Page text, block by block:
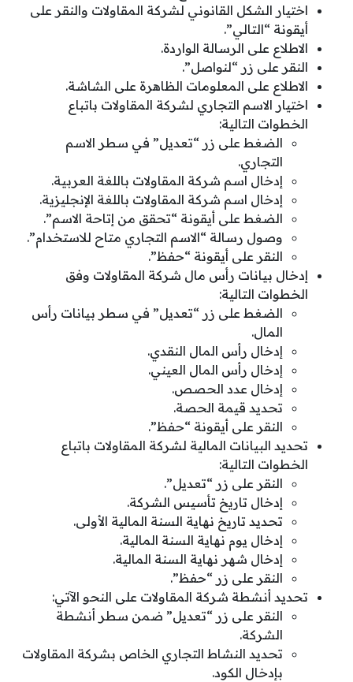
اختيار الشكل القانوني لشركة المقاولات والنقر على
أيقونة “التالي”.
الاطلاع على الرسالة الواردة.
النقر على زر “لنواصل”.
الاطلاع على المعلومات الظاهرة على الشاشة.
اختيار الاسم التجاري لشركة المقاولات باتباع
الخطوات التالية:
الضغط على زر “تعديل” في سطر الاسم
التجاري.
إدخال اسم شركة المقاولات باللغة العربية.
إدخال اسم شركة المقاولات باللغة الإنجليزية.
الضغط على أيقونة “تحقق من إتاحة الاسم”.
وصول رسالة “الاسم التجاري متاح للاستخدام”.
النقر على أيقونة “حفظ”.
إدخال بيانات رأس مال شركة المقاولات وفق
الخطوات التالية:
الضغط على زر “تعديل” في سطر بيانات رأس
المال.
إدخال رأس المال النقدي.
إدخال رأس المال العيني.
إدخال عدد الحصص.
تحديد قيمة الحصة.
النقر على أيقونة “حفظ”.
تحديد البيانات المالية لشركة المقاولات باتباع
الخطوات التالية:
النقر على زر “تعديل”.
إدخال تاريخ تأسيس الشركة.
تحديد تاريخ نهاية السنة المالية الأولى.
إدخال يوم نهاية السنة المالية.
إدخال شهر نهاية السنة المالية.
النقر على زر “حفظ”.
تحديد أنشطة شركة المقاولات على النحو الآتي:
النقر على زر “تعديل” ضمن سطر أنشطة
الشركة.
تحديد النشاط التجاري الخاص بشركة المقاولات
بإدخال الكود.